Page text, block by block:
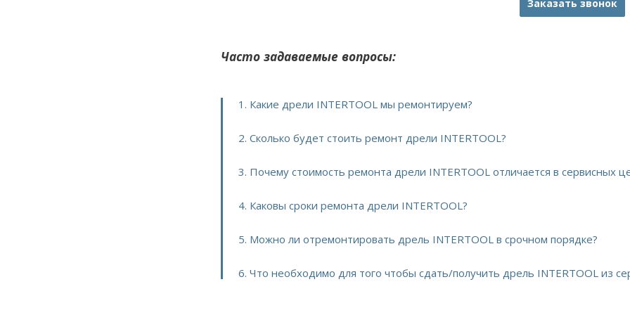
Заказать звонок
Часто задаваемые вопросы:
1. Какие дрели INTERTOOL мы ремонтируем?
2. Сколько будет стоить ремонт дрели INTERTOOL?
3. Почему стоимость ремонта дрели INTERTOOL отличается в сервисных
4. Каковы сроки ремонта дрели INTERTOOL?
5. Можно ли отремонтировать дрель INTERTOOL в срочном порядке?
6. Что необходимо для того чтобы сдать/получить дрель INTERTOOL из